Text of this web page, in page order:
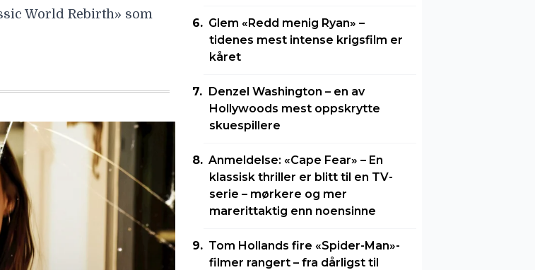
World Rebirth» som
Glem «Redd menig Ryan» –
tidenes mest intense krigsfilm er
kåret
Denzel Washington – en av
Hollywoods mest oppskrytte
skuespillere
Anmeldelse: «Cape Fear» – En
klassisk thriller er blitt til en TV-
serie – mørkere og mer
marerittaktig enn noensinne
Tom Hollands fire «Spider-Man»-
filmer rangert – fra dårligst til